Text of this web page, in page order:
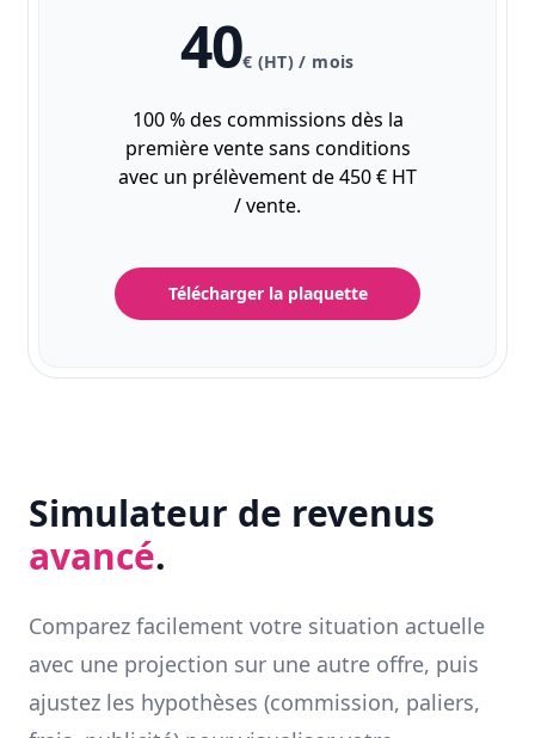
40€ (HT) / mois
100 % des commissions dès la
première vente sans conditions
avec un prélèvement de 450 € HT
/ vente.
Télécharger la plaquette
Simulateur de revenus
avancé.
Comparez facilement votre situation actuelle
avec une projection sur une autre offre, puis
ajustez les hypothèses (commission, paliers,